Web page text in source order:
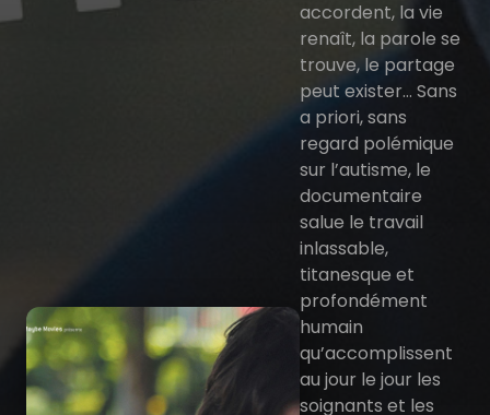
accordent, la vie
renaît, la parole se
trouve, le partage
peut exister… Sans
a priori, sans
regard polémique
sur l’autisme, le
documentaire
salue le travail
inlassable,
titanesque et
profondément
humain
qu’accomplissent
au jour le jour les
soignants et les